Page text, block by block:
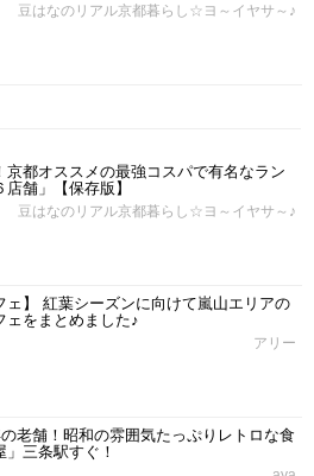
豆はなのリアル京都暮らし☆ヨ～イヤサ～♪
京都オススメの最強コスパで有名なラン
舗」【保存版】
豆はなのリアル京都暮らし☆ヨ～イヤサ～♪
ェ】 紅葉シーズンに向けて嵐山エリアの
ェをまとめました♪
アリー
老舗！昭和の雰囲気たっぷりレトロな食
」三条駅すぐ！